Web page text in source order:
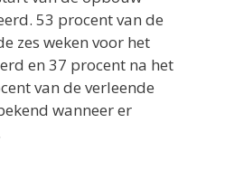
53 procent van de
zes weken voor het
en 37 procent na het
van de verleende
wanneer er